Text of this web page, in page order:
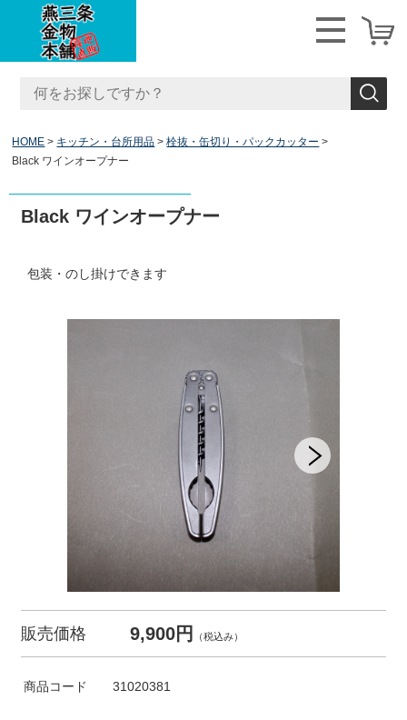
HOME キッチン・台所用品
栓抜・缶切り・パックカッター
Black ワインオープナー
Black ワインオープナー
包装・のし掛けできます
販売価格 9,900円 （税込み）
商品コード 31020381